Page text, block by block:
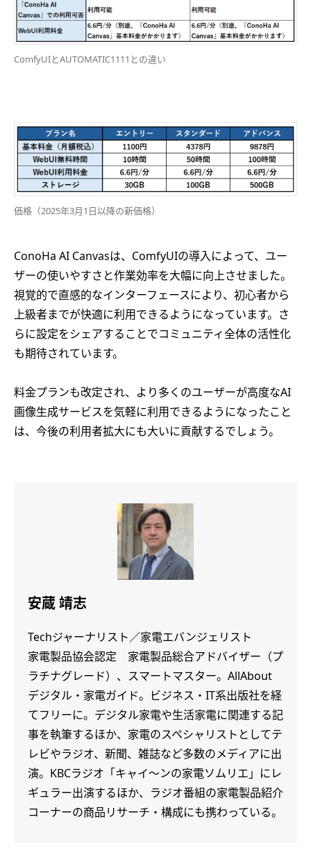
ComfyUIとAUTOMATIC1111との違い
価格（2025年3月1日以降の新価格）
ConoHa AI Canvasは、ComfyUIの導入によって、ユー
ザーの使いやすさと作業効率を大幅に向上させました。
視覚的で直感的なインターフェースにより、初心者から
上級者までが快適に利用できるようになっています。さ
らに設定をシェアすることでコミュニティ全体の活性化
も期待されています。
料金プランも改定され、より多くのユーザーが高度なAI
画像生成サービスを気軽に利用できるようになったこと
は、今後の利用者拡大にも大いに貢献するでしょう。
安蔵 靖志
Techジャーナリスト／家電エバンジェリスト
家電製品協会認定 家電製品総合アドバイザー（プ
ラチナグレード）、スマートマスター。AllAbout
デジタル・家電ガイド。ビジネス・IT系出版社を経
てフリーに。デジタル家電や生活家電に関連する記
事を執筆するほか、家電のスペシャリストとしてテ
レビやラジオ、新聞、雑誌など多数のメディアに出
演。KBCラジオ「キャイ～ンの家電ソムリエ」にレ
ギュラー出演するほか、ラジオ番組の家電製品紹介
コーナーの商品リサーチ・構成にも携わっている。